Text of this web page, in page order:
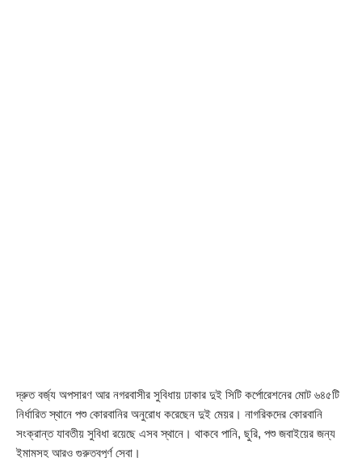
দ্রুত বর্জ্য অপসারণ আর নগরবাসীর সুবিধায় ঢাকার দুই সিটি কর্পোরেশনের মোট ৬৪৫টি
নির্ধারিত স্থানে পশু কোরবানির অনুরোধ করেছেন দুই মেয়র। নাগরিকদের কোরবানি
সংক্রান্ত যাবতীয় সুবিধা রয়েছে এসব স্থানে। থাকবে পানি, ছুরি, পশু জবাইয়ের জন্য
ইমামসহ আরও গুরুত্বপূর্ণ সেবা।